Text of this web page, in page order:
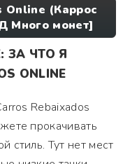
Online (Каррос
Много монет]
ЧТО Я
ONLINE
Rebaixados
прокачивать
стиль. Тут нет мест